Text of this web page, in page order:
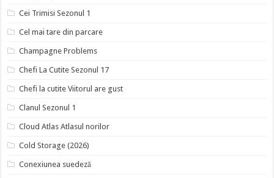
Cei Trimisi Sezonul 1
Cel mai tare din parcare
Champagne Problems
Chefi La Cutite Sezonul 17
Chefi la cutite Viitorul are gust
Clanul Sezonul 1
Cloud Atlas Atlasul norilor
Cold Storage (2026)
Conexiunea suedeză